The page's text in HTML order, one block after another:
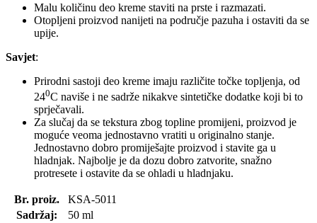
Malu količinu deo kreme staviti na prste i razmazati.
Otopljeni proizvod nanijeti na područje pazuha i ostaviti da se
upije.
Savjet:
Prirodni sastoji deo kreme imaju različite točke topljenja, od
240C naviše i ne sadrže nikakve sintetičke dodatke koji bi to
sprječavali.
Za slučaj da se tekstura zbog topline promijeni, proizvod je
moguće veoma jednostavno vratiti u originalno stanje.
Jednostavno dobro promiješajte proizvod i stavite ga u
hladnjak. Najbolje je da dozu dobro zatvorite, snažno
protresete i ostavite da se ohladi u hladnjaku.
Br. proiz.
KSA-5011
Sadržaj:
50 ml